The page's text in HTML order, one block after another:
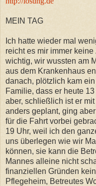
MEIN TAG
Ich hatte wieder mal
reicht es mir immer
wichtig, wir wussten am
aus dem Krankenhaus
danach, plötzlich kam
Familie, dass er heute
aber, schließlich ist er
anders geplant, ging
für die Fahrt vorbei
19 Uhr, weil ich den
uns überlegen wie wir
können, sie kann die
Mannes alleine nicht
finanziellen Gründen
Pflegeheim, Betreutes